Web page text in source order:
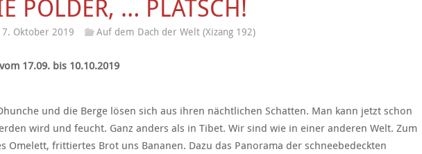
POLDER, … PLATSCH!
7. Oktober 2019 Auf dem Dach der Welt (Xizang 192)
17.09. bis 10.10.2019
und die Berge lösen sich aus ihren nächtlichen Schatten. Man kann jetzt schon
wird und feucht. Ganz anders als in Tibet. Wir sind wie in einer anderen Welt. Zum
Omelett, frittiertes Brot uns Bananen. Dazu das Panorama der schneebedeckten